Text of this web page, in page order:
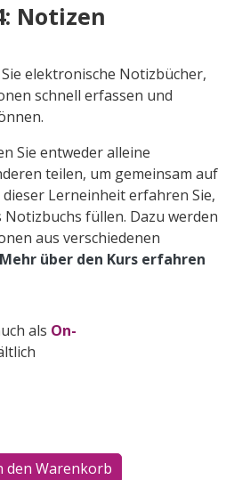
Notizen
elektronische Notizbücher,
schnell erfassen und
Sie entweder alleine
teilen, um gemeinsam auf
Lerneinheit erfahren Sie,
Notizbuchs füllen. Dazu werden
aus verschiedenen
Mehr über den Kurs erfahren
als On-
den Warenkorb